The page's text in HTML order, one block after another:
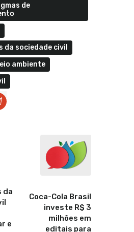
de
da sociedade civil
ambiente
da
e
Coca-Cola Brasil
investe R$ 3
milhões em
editais para